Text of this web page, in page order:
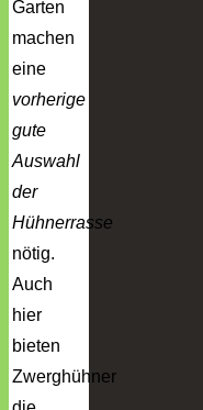
Garten
machen
eine
vorherige
gute
Auswahl
der
Hühnerrasse
nötig.
Auch
hier
bieten
Zwerghühner